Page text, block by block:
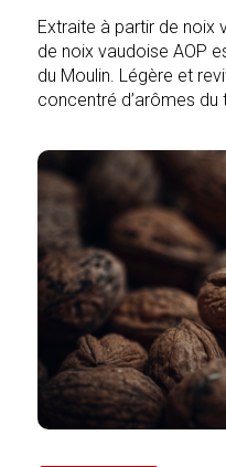
Extraite à partir de noix
de noix vaudoise AOP
du Moulin. Légère et
concentré d’arômes du